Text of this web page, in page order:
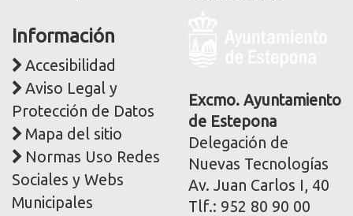
Información
Accesibilidad
Aviso Legal y
Protección de Datos
Mapa del sitio
Normas Uso Redes
Sociales y Webs
Municipales
corporativa
Excmo. Ayuntamiento
de Estepona
Delegación de
Nuevas Tecnologías
Av. Juan Carlos I, 40
Tlf.: 952 80 90 00